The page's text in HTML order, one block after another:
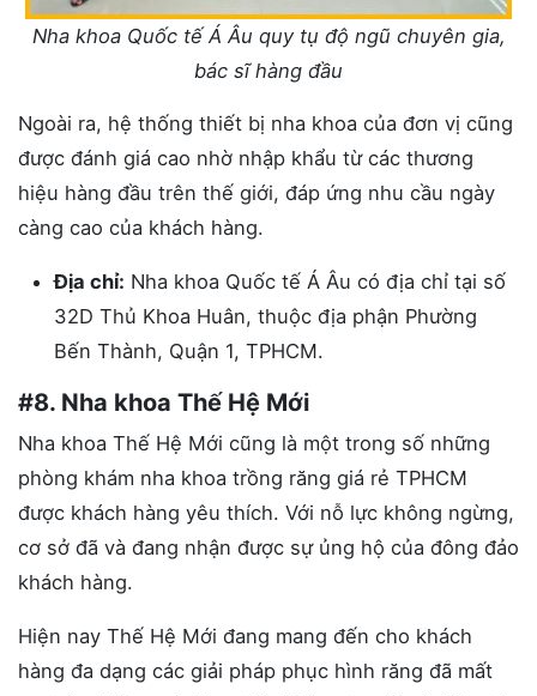
Nha khoa Quốc tế Á Âu quy tụ độ ngũ chuyên gia,
bác sĩ hàng đầu
Ngoài ra, hệ thống thiết bị nha khoa của đơn vị cũng
được đánh giá cao nhờ nhập khẩu từ các thương
hiệu hàng đầu trên thế giới, đáp ứng nhu cầu ngày
càng cao của khách hàng.
Địa chỉ: Nha khoa Quốc tế Á Âu có địa chỉ tại số
32D Thủ Khoa Huân, thuộc địa phận Phường
Bến Thành, Quận 1, TPHCM.
#8. Nha khoa Thế Hệ Mới
Nha khoa Thế Hệ Mới cũng là một trong số những
phòng khám nha khoa trồng răng giá rẻ TPHCM
được khách hàng yêu thích. Với nỗ lực không ngừng,
cơ sở đã và đang nhận được sự ủng hộ của đông đảo
khách hàng.
Hiện nay Thế Hệ Mới đang mang đến cho khách
hàng đa dạng các giải pháp phục hình răng đã mất